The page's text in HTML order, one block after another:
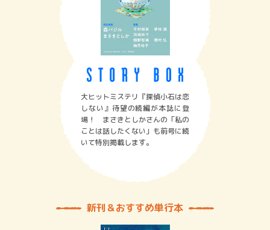
大ヒットミステリ『探偵小石は恋
しない』待望の続編が本誌に登
場！ まさきとしかさんの「私の
ことは話したくない」も前号に続
いて特別掲載します。
新刊＆おすすめ単行本